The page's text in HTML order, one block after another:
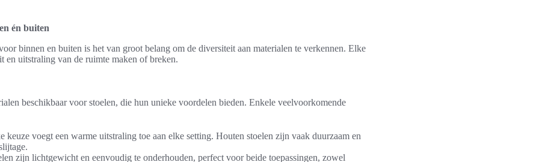
én buiten
binnen en buiten is het van groot belang om de diversiteit aan materialen te verkennen. Elke
en uitstraling van de ruimte maken of breken.
beschikbaar voor stoelen, die hun unieke voordelen bieden. Enkele veelvoorkomende
keuze voegt een warme uitstraling toe aan elke setting. Houten stoelen zijn vaak duurzaam en
zijn lichtgewicht en eenvoudig te onderhouden, perfect voor beide toepassingen, zowel